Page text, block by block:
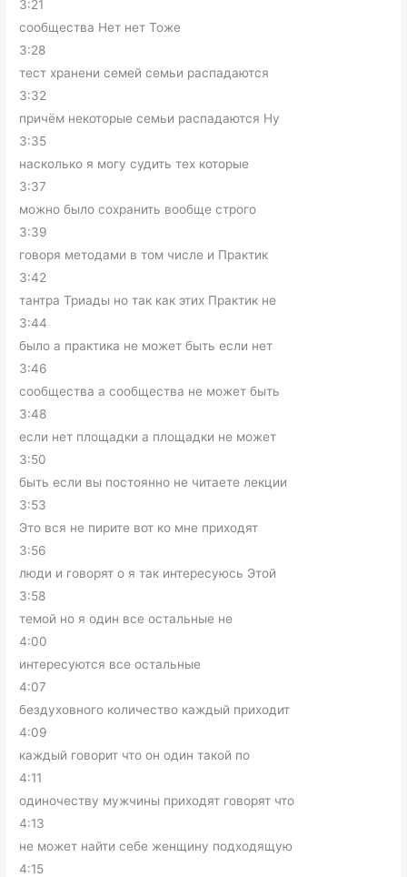
3:21
сообщества Нет нет Тоже
3:28
тест хранени семей семьи распадаются
3:32
причём некоторые семьи распадаются Ну
3:35
насколько я могу судить тех которые
3:37
можно было сохранить вообще строго
3:39
говоря методами в том числе и Практик
3:42
тантра Триады но так как этих Практик не
3:44
было а практика не может быть если нет
3:46
сообщества а сообщества не может быть
3:48
если нет площадки а площадки не может
3:50
быть если вы постоянно не читаете лекции
3:53
Это вся не пирите вот ко мне приходят
3:56
люди и говорят о я так интересуюсь Этой
3:58
темой но я один все остальные не
4:00
интересуются все остальные
4:07
бездуховного количество каждый приходит
4:09
каждый говорит что он один такой по
4:11
одиночеству мужчины приходят говорят что
4:13
не может найти себе женщину подходящую
4:15